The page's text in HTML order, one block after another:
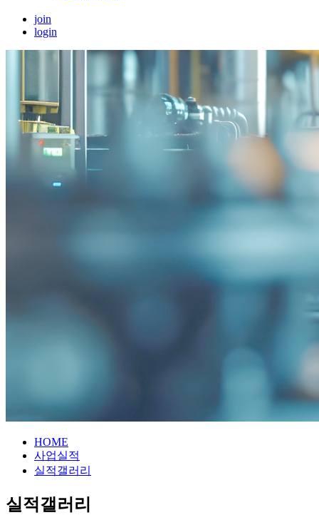
join
login
HOME
사업실적
실적갤러리
실적갤러리